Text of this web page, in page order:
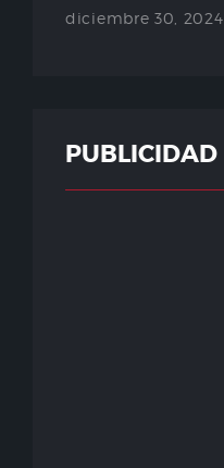
diciembre 30, 2024
PUBLICIDAD